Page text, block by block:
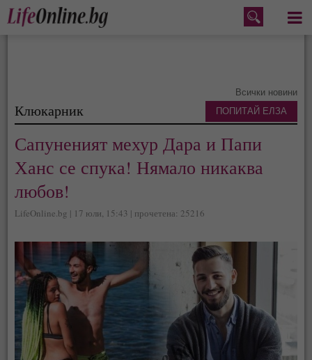
Меню
Всички новини
Клюкарник
Сапуненият мехур Дара и Папи
Ханс се спука! Нямало никаква
любов!
LifeOnline.bg | 17 юли, 15:43 | прочетена: 25216
ПОПИТАЙ ЕЛЗА